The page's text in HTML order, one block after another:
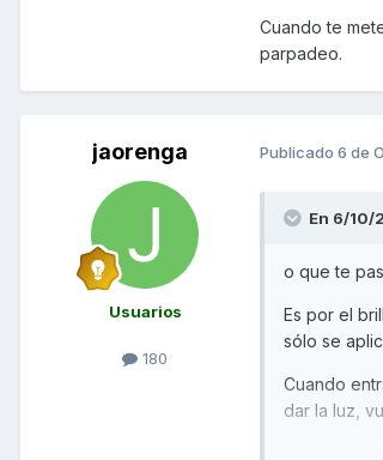
Cuando te
parpadeo.
jaorenga
Usuarios
180
Publicado 6 de
En 6/10/
o que te
Es por el
sólo se
Cuando
dar la luz,